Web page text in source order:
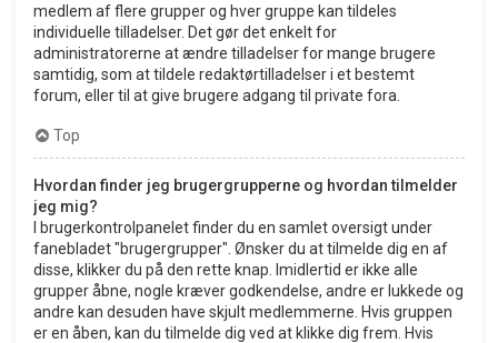
medlem af flere grupper og hver gruppe kan tildeles
individuelle tilladelser. Det gør det enkelt for
administratorerne at ændre tilladelser for mange brugere
samtidig, som at tildele redaktørtilladelser i et bestemt
forum, eller til at give brugere adgang til private fora.
Top
Hvordan finder jeg brugergrupperne og hvordan tilmelder
jeg mig?
I brugerkontrolpanelet finder du en samlet oversigt under
fanebladet "brugergrupper". Ønsker du at tilmelde dig en af
disse, klikker du på den rette knap. Imidlertid er ikke alle
grupper åbne, nogle kræver godkendelse, andre er lukkede og
andre kan desuden have skjult medlemmerne. Hvis gruppen
er en åben, kan du tilmelde dig ved at klikke dig frem. Hvis